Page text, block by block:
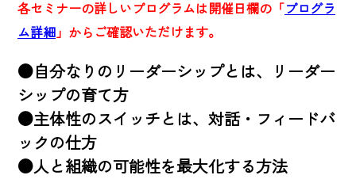
各セミナーの詳しいプログラムは開催日欄の「プログラ
ム詳細」からご確認いただけます。
●自分なりのリーダーシップとは、リーダー
シップの育て方
●主体性のスイッチとは、対話・フィードバ
ックの仕方
●人と組織の可能性を最大化する方法